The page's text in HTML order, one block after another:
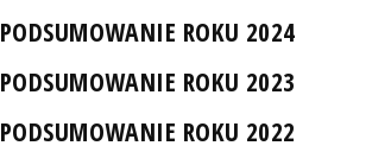
PODSUMOWANIE ROKU 2024
PODSUMOWANIE ROKU 2023
PODSUMOWANIE ROKU 2022